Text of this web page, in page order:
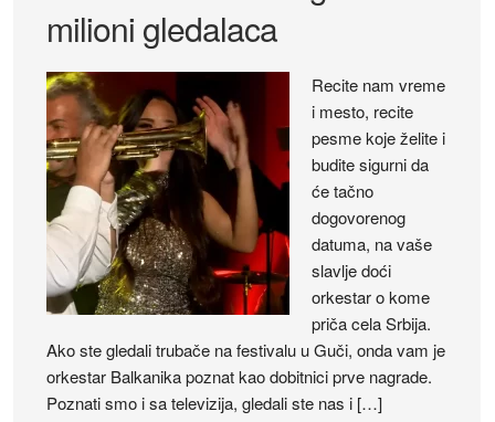
milioni gledalaca
Recite nam vreme
i mesto, recite
pesme koje želite i
budite sigurni da
će tačno
dogovorenog
datuma, na vaše
slavlje doći
orkestar o kome
priča cela Srbija.
Ako ste gledali trubače na festivalu u Guči, onda vam je
orkestar Balkanika poznat kao dobitnici prve nagrade.
Poznati smo i sa televizija, gledali ste nas i […]